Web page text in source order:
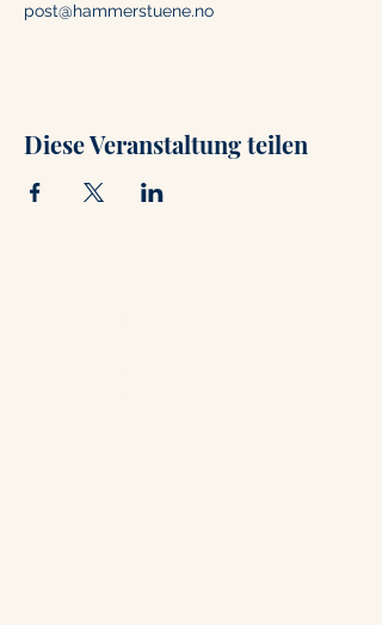
post@hammerstuene.no
Diese Veranstaltung teilen